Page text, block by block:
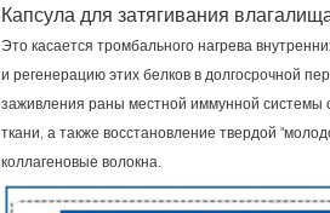
Капсула для затягивания
Это касается тромбального нагрева
и регенерацию этих белков в долгосрочной
заживления раны местной иммунной системы
ткани, а также восстановление твердой
коллагеновые волокна.